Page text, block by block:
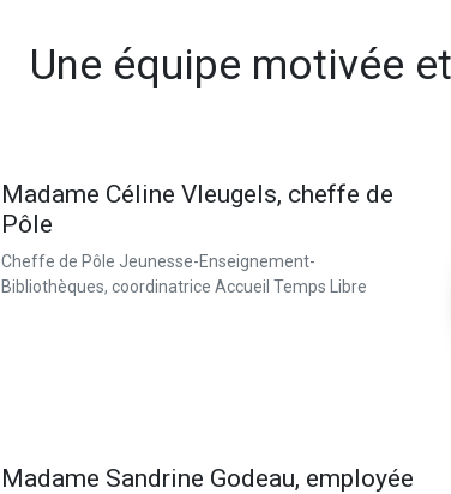
Une équipe motivée
Madame Céline Vleugels, cheffe de
Pôle
Cheffe de Pôle Jeunesse-Enseignement-
Bibliothèques, coordinatrice Accueil Temps Libre
Madame Sandrine Godeau, employée